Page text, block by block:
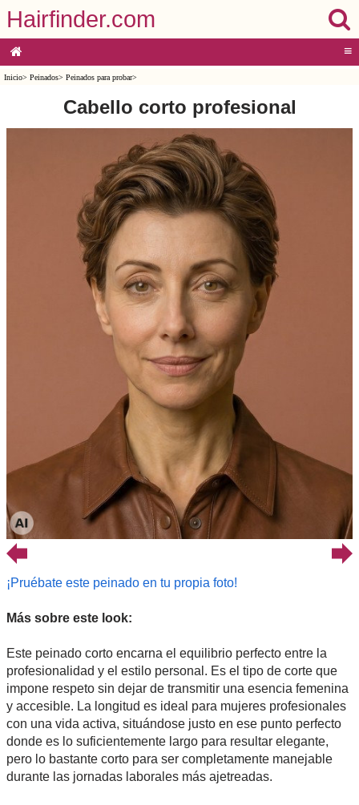
Hairfinder.com
≡
Inicio> Peinados> Peinados para probar>
Cabello corto profesional
¡Pruébate este peinado en tu propia foto!
Más sobre este look:
Este peinado corto encarna el equilibrio perfecto entre la
profesionalidad y el estilo personal. Es el tipo de corte que
impone respeto sin dejar de transmitir una esencia femenina
y accesible. La longitud es ideal para mujeres profesionales
con una vida activa, situándose justo en ese punto perfecto
donde es lo suficientemente largo para resultar elegante,
pero lo bastante corto para ser completamente manejable
durante las jornadas laborales más ajetreadas.